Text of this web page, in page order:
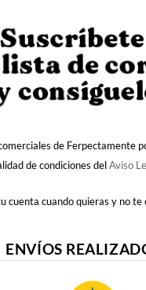
de
de condiciones delAviso
cuenta cuando quieras y no
ENVÍOS